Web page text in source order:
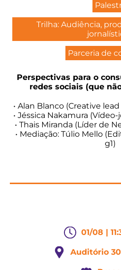
Trilha: Audiência,
Parceria de
Perspectivas para o
redes sociais (que
• Alan Blanco (Creative
• Jéssica Nakamura
• Thais Miranda (Líder de
• Mediação: Túlio Mello
g1)
01/08 |
Auditório